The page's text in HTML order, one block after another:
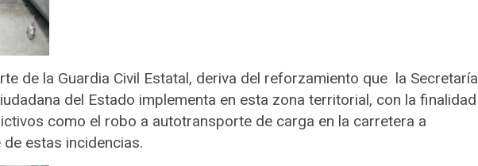
de la Guardia Civil Estatal, deriva del reforzamiento que la Secretaría
del Estado implementa en esta zona territorial, con la finalidad
como el robo a autotransporte de carga en la carretera a
estas incidencias.